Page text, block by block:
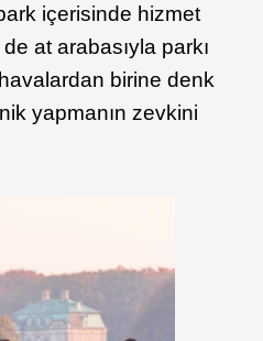
içerisinde hizmet
at arabasıyla parkı
birine denk
yapmanın zevkini